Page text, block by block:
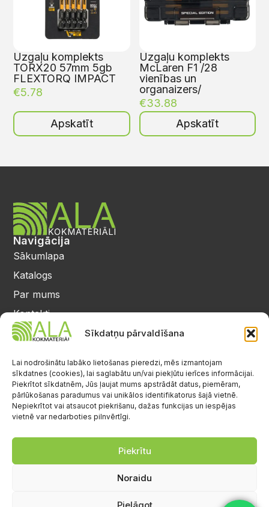
Sīkdatņu pārvaldīšana
Lai nodrošinātu labāko lietošanas pieredzi, mēs izmantojam
sīkdatnes (cookies), lai saglabātu un/vai piekļūtu ierīces informācijai.
Piekrītot sīkdatnēm, Jūs ļaujat mums apstrādāt datus, piemēram,
pārlūkošanas paradumus vai unikālos identifikatorus šajā vietnē.
Nepiekrītot vai atsaucot piekrišanu, dažas funkcijas un iespējas
vietnē var nedarboties pilnvērtīgi.
Piekrītu
Noraidu
Pielāgot
Uzgaļu komplekts
TORX20 57mm 5gb
FLEXTORQ IMPACT
€5.78
Apskatīt
Uzgaļu komplekts
McLaren F1 /28
vienības un
organaizers/
€33.88
Apskatīt
Navigācija
Sākumlapa
Katalogs
Par mums
Kontakti
Privātuma politika
25 64 17 98
info@alalignea.lv
Daugavas iela 28, Mārupe
Facebook
S.-Sv.: brīvs